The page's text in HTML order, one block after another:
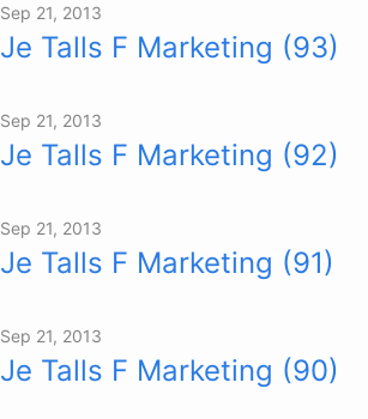
Sep 21, 2013
Je Talls F Marketing (93)
Sep 21, 2013
Je Talls F Marketing (92)
Sep 21, 2013
Je Talls F Marketing (91)
Sep 21, 2013
Je Talls F Marketing (90)